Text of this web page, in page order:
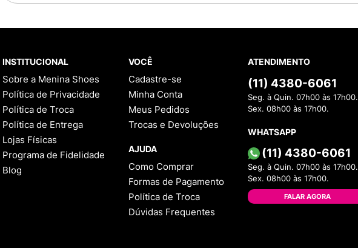
INSTITUCIONAL
Sobre a Menina Shoes
Política de Privacidade
Política de Troca
Política de Entrega
Lojas Físicas
Programa de Fidelidade
Blog
VOCÊ
Cadastre-se
Minha Conta
Meus Pedidos
Trocas e Devoluções
AJUDA
Como Comprar
Formas de Pagamento
Política de Troca
Dúvidas Frequentes
ATENDIMENTO
(11) 4380-6061
Seg. à Quin. 07h00 às 17h00.
Sex. 08h00 às 17h00.
WHATSAPP
(11) 4380-6061
Seg. à Quin. 07h00 às 17h00.
Sex. 08h00 às 17h00.
FALAR AGORA